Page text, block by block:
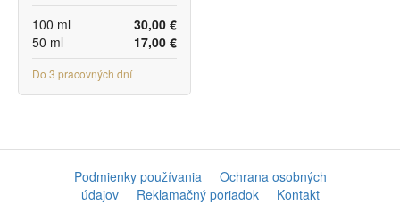
30,00 €
100 ml
17,00 €
50 ml
Do 3 pracovných dní
Podmienky používania
Ochrana osobných
údajov
Reklamačný poriadok Kontakt